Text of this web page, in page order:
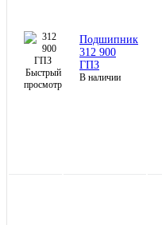
Быстрый
просмотр
Подшипник
312 900
ГПЗ
В наличии